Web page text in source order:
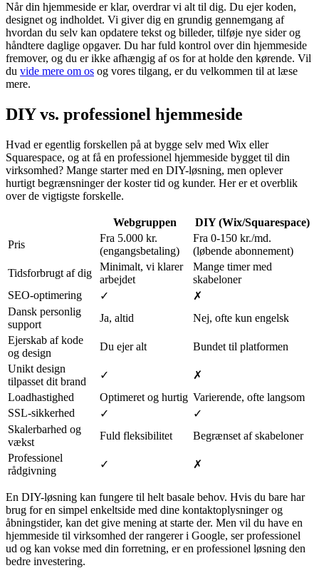
Når din hjemmeside er klar, overdrar vi alt til dig. Du ejer koden,
designet og indholdet. Vi giver dig en grundig gennemgang af
hvordan du selv kan opdatere tekst og billeder, tilføje nye sider og
håndtere daglige opgaver. Du har fuld kontrol over din hjemmeside
fremover, og du er ikke afhængig af os for at holde den kørende. Vil
du vide mere om os og vores tilgang, er du velkommen til at læse
mere.
DIY vs. professionel hjemmeside
Hvad er egentlig forskellen på at bygge selv med Wix eller
Squarespace, og at få en professionel hjemmeside bygget til din
virksomhed? Mange starter med en DIY-løsning, men oplever
hurtigt begrænsninger der koster tid og kunder. Her er et overblik
over de vigtigste forskelle.
Webgruppen
DIY (Wix/Squarespace)
Pris
Fra 5.000 kr.
(engangsbetaling)
Fra 0-150 kr./md.
(løbende abonnement)
Tidsforbrugt af dig
Minimalt, vi klarer
arbejdet
Mange timer med
skabeloner
SEO-optimering
✓
✗
Dansk personlig
support
Ja, altid
Nej, ofte kun engelsk
Ejerskab af kode
og design
Du ejer alt
Bundet til platformen
Unikt design
tilpasset dit brand
✓
✗
Loadhastighed
Optimeret og hurtig Varierende, ofte langsom
SSL-sikkerhed
✓
✓
Skalerbarhed og
vækst
Fuld fleksibilitet
Begrænset af skabeloner
Professionel
rådgivning
✓ ✗
En DIY-løsning kan fungere til helt basale behov. Hvis du bare har
brug for en simpel enkeltside med dine kontaktoplysninger og
åbningstider, kan det give mening at starte der. Men vil du have en
hjemmeside til virksomhed der rangerer i Google, ser professionel
ud og kan vokse med din forretning, er en professionel løsning den
bedre investering.